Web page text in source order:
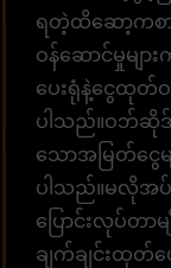
ရတဲ့ထိဆော့ကစ
ဝန်ဆောင်မှုမျ
ပေးရုံနဲ့ငွေထုတ်
ပါသည်။ဝဘ်ဆိုဒ်
သောအမြတ်ငွေမ
ပါသည်။မလိုအပ်
ပြောင်းလုပ်တ
ချက်ချင်းထုတ်ပ